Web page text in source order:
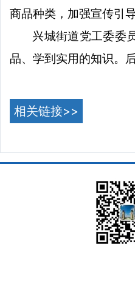
商品种类，加强宣传引
兴城街道党工委委
品、学到实用的知识。
相关链接>>